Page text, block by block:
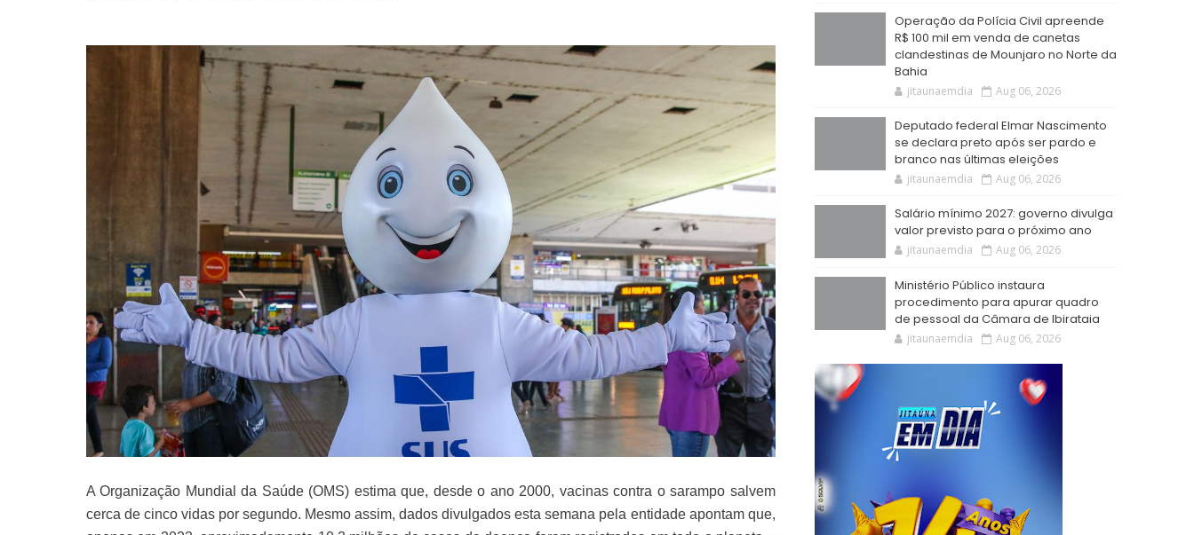
A Organização Mundial da Saúde (OMS) estima que, desde o ano 2000, vacinas contra o sarampo salvem
cerca de cinco vidas por segundo. Mesmo assim, dados divulgados esta semana pela entidade apontam que,
Operação da Polícia Civil apreende
R$ 100 mil em venda de canetas
clandestinas de Mounjaro no Norte da
Bahia
jitaunaemdia Aug 06, 2026
Deputado federal Elmar Nascimento
se declara preto após ser pardo e
branco nas últimas eleições
jitaunaemdia Aug 06, 2026
Salário mínimo 2027: governo divulga
valor previsto para o próximo ano
jitaunaemdia Aug 06, 2026
Ministério Público instaura
procedimento para apurar quadro
de pessoal da Câmara de Ibirataia
jitaunaemdia Aug 06, 2026